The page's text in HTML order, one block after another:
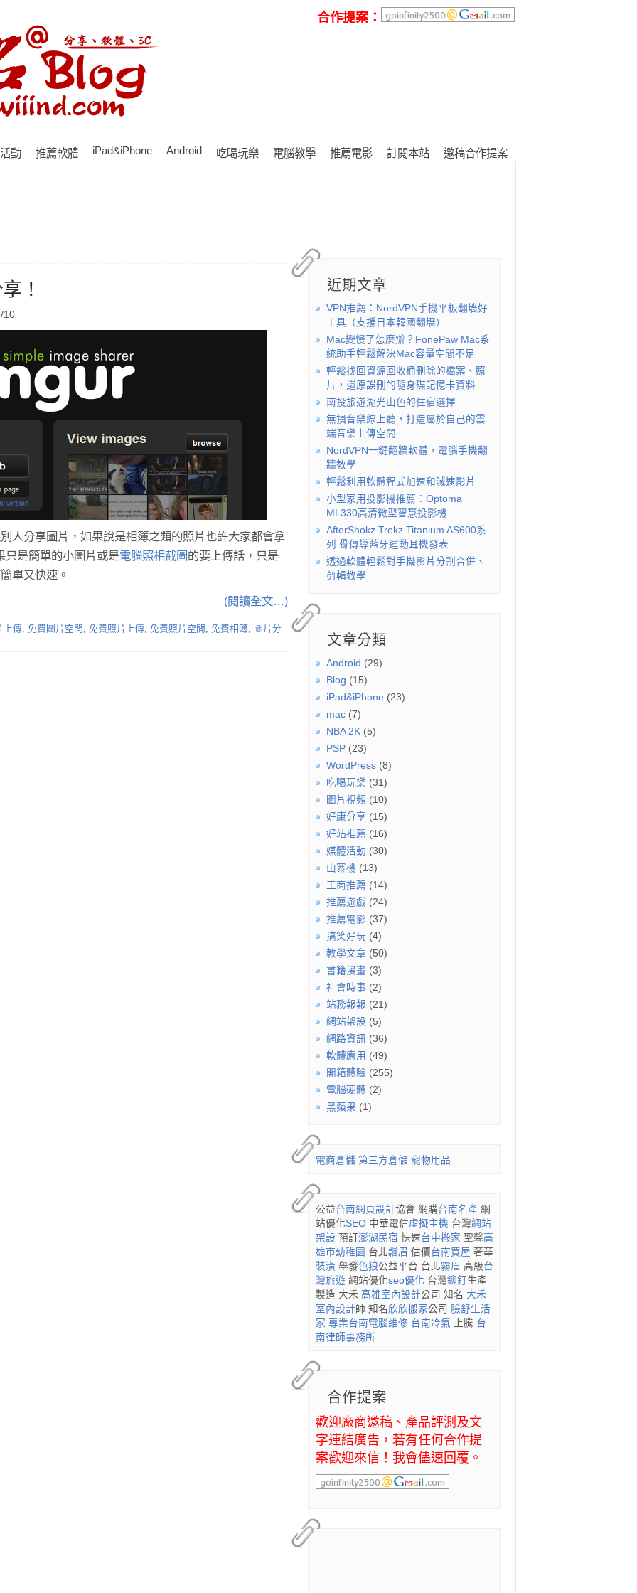
合作提案：
動 推薦軟體 iPad&iPhone Android 吃喝玩樂 電腦教學 推薦電影 訂閱本站 邀稿合作提案
近期文章
VPN推薦：NordVPN手機平板翻墻好
工具（支援日本韓國翻墻）
Mac變慢了怎麼辦？FonePaw Mac系
統助手輕鬆解決Mac容量空間不足
輕鬆找回資源回收桶刪除的檔案、照
片，還原誤刪的隨身碟記憶卡資料
南投旅遊湖光山色的住宿選擇
無損音樂線上聽，打造屬於自己的雲
端音樂上傳空間
NordVPN一鍵翻牆軟體，電腦手機翻
牆教學
輕鬆利用軟體程式加速和減速影片
小型家用投影機推薦：Optoma
ML330高清微型智慧投影機
AfterShokz Trekz Titanium AS600系
列 骨傳導藍牙運動耳機發表
透過軟體輕鬆對手機影片分割合併、
剪輯教學
文章分類
Android (29)
Blog (15)
iPad&iPhone (23)
mac (7)
NBA 2K (5)
PSP (23)
WordPress (8)
吃喝玩樂 (31)
圖片視頻 (10)
好康分享 (15)
好站推薦 (16)
媒體活動 (30)
山寨機 (13)
工商推薦 (14)
推薦遊戲 (24)
推薦電影 (37)
搞笑好玩 (4)
教學文章 (50)
書籍漫畫 (3)
社會時事 (2)
站務報報 (21)
網站架設 (5)
網路資訊 (36)
軟體應用 (49)
開箱體驗 (255)
電腦硬體 (2)
黑蘋果 (1)
電商倉儲 第三方倉儲 寵物用品
公益台南網頁設計協會 網購台南名產 網
站優化SEO 中華電信虛擬主機 台灣網站
架設 預訂 澎湖民宿 快速台中搬家 聖馨高
雄市幼稚園 台北飄眉 估價台南買屋 奢華
裝潢 舉發色狼公益平台 台北霧眉 高級台
灣旅遊 網站優化seo優化 台灣鉚釘 生產
製造 大禾 高雄室內設計公司 知名 大禾
室內設計 師 知名欣欣搬家公司 臉舒生活
家 專業台南電腦維修 台南冷氣 上騰 台
南律師事務所
合作提案
歡迎廠商邀稿、產品評測及文
字連結廣告，若有任何合作提
案歡迎來信！我會儘速回覆。
！
10
人分享圖片，如果說是相簿之類的照片也許大家都會拿
只是簡單的小圖片或是電腦照相截圖的要上傳話，只是
單又快速。
(閱讀全文…)
上傳, 免費圖片空間 , 免費照片上傳, 免費照片空間 , 免費相簿, 圖片分